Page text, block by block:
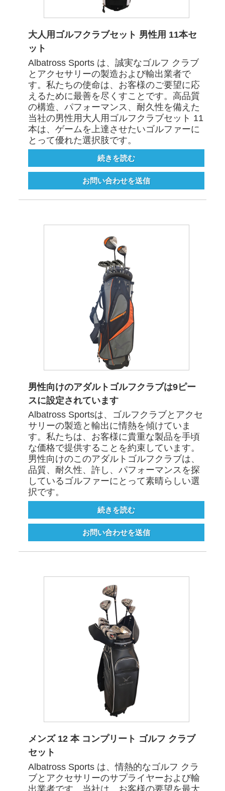
大人用ゴルフクラブセット 男性用 11本セ
ット
Albatross Sports は、誠実なゴルフ クラブ
とアクセサリーの製造および輸出業者で
す。私たちの使命は、お客様のご要望に応
えるために最善を尽くすことです。高品質
の構造、パフォーマンス、耐久性を備えた
当社の男性用大人用ゴルフクラブセット 11
本は、ゲームを上達させたいゴルファーに
とって優れた選択肢です。
続きを読む
お問い合わせを送信
男性向けのアダルトゴルフクラブは9ピー
スに設定されています
Albatross Sportsは、ゴルフクラブとアクセ
サリーの製造と輸出に情熱を傾けていま
す。私たちは、お客様に貴重な製品を手頃
な価格で提供することを約束しています。
男性向けのこのアダルトゴルフクラブは、
品質、耐久性、許し、パフォーマンスを探
しているゴルファーにとって素晴らしい選
択です。
続きを読む
お問い合わせを送信
メンズ 12 本 コンプリート ゴルフ クラブ
セット
Albatross Sports は、情熱的なゴルフ クラ
ブとアクセサリーのサプライヤーおよび輸
出業者です。当社は、お客様の要望を最大